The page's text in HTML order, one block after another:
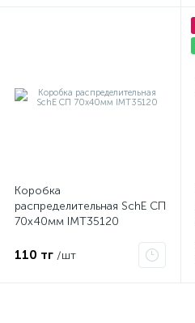
Коробка
распределительная SchE СП
70х40мм IMT35120
110 тг /шт